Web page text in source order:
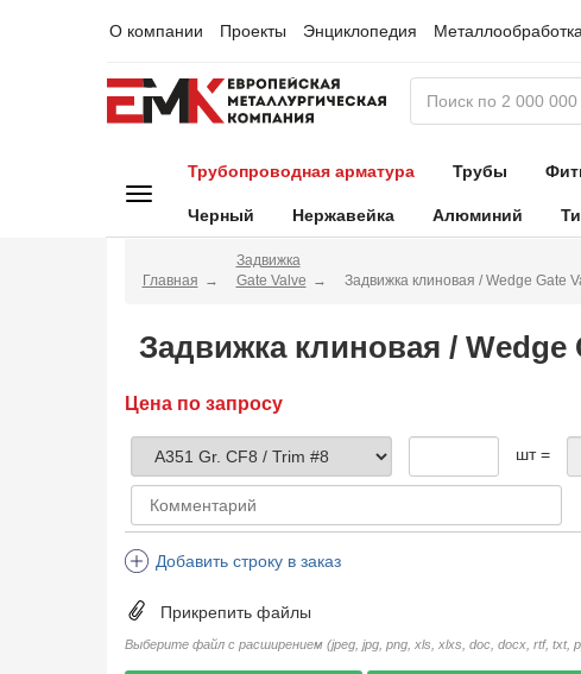
О компании Проекты Энциклопедия Металлообработка
Трубопроводная арматура Трубы
Черный Нержавейка Алюминий
Главная
Задвижка
Gate Valve
Задвижка клиновая / Wedge Gate
Задвижка клиновая / Wedge
Цена по запросу
шт =
Добавить строку в заказ
Прикрепить файлы
Выберите файл с расширением (jpeg, jpg, png, xls, xlxs, doc, docx, rtf, txt,